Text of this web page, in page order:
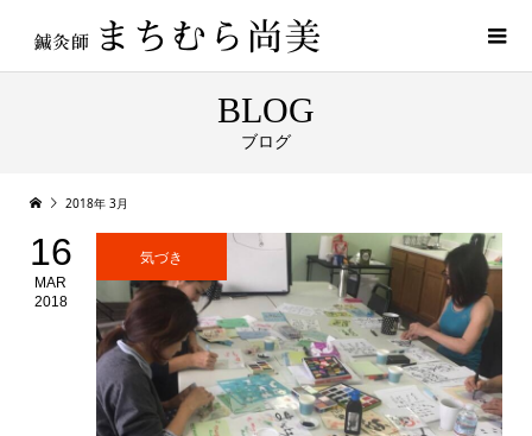
BLOG
ブログ
2018年 3月
16
MAR
2018
気づき